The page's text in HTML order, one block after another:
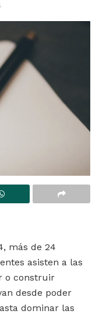
más de 24
asisten a las
o construir
desde poder
dominar las